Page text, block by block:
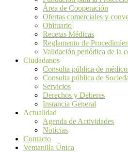
Área de Cooperación
Ofertas comerciales y
Obituario
Recetas Médicas
Reglamento de
Validación periódica de la
Ciudadanos
Consulta pública de
Consulta pública de
Servicios
Derechos y Deberes
Instancia General
Actualidad
Agenda de Actividades
Noticias
Contacto
Ventanilla Única